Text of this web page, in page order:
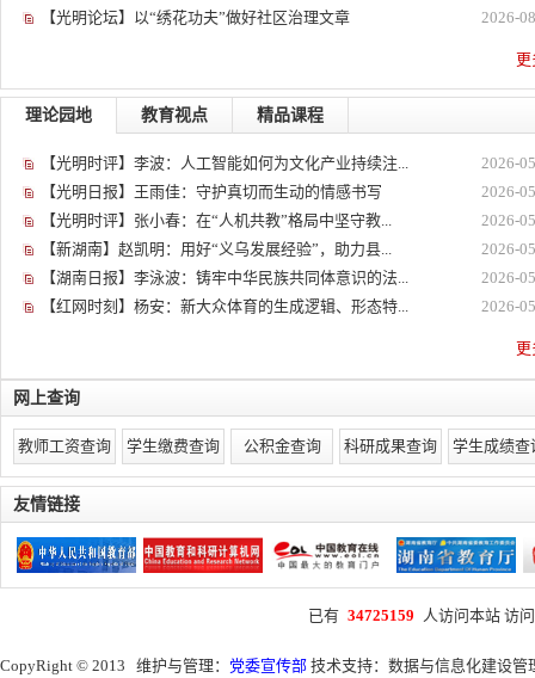
2026-
【光明论坛】以“绣花功夫”做好社区治理文章
更
理论园地 教育视点 精品课程
2026-
【光明时评】李波：人工智能如何为文化产业持续注...
2026-
【光明日报】王雨佳：守护真切而生动的情感书写
2026-
【光明时评】张小春：在“人机共教”格局中坚守教...
2026-
【新湖南】赵凯明：用好“义乌发展经验”，助力县...
2026-
【湖南日报】李泳波：铸牢中华民族共同体意识的法...
2026-
【红网时刻】杨安：新大众体育的生成逻辑、形态特...
更
网上查询
教师工资查询 学生缴费查询 公积金查询 科研成果查询 学生成绩查
友情链接
已有 34725159 人访问本站 访
CopyRight © 2013 维护与管理： 党委宣传部 技术支持： 数据与信息化建设管